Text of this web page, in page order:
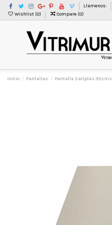
Llamenos:
Wishlist (0) Compare (0)
Inicio Pantallas Pantalla Satiplas 30 cms